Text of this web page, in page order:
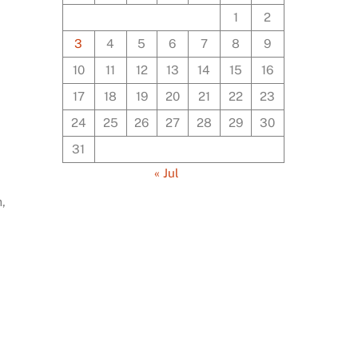
1
2
3
4 5 6 7 8
9
10
11 12 13 14 15
16
17
18 19 20 21 22
23
24
25 26 27 28 29
30
31
« Jul